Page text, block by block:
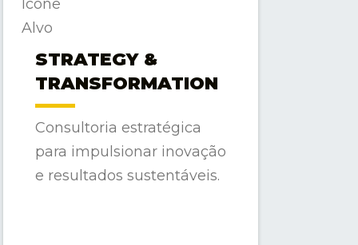
STRATEGY &
TRANSFORMATION
Consultoria estratégica
para impulsionar inovação
e resultados sustentáveis.